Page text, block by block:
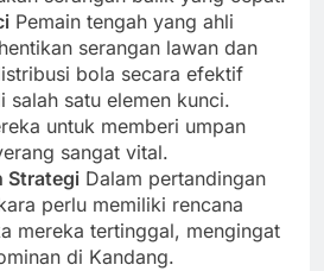
Pemain tengah yang ahli
serangan lawan dan
bola secara efektif
salah satu elemen kunci.
untuk memberi umpan
sangat vital.
Strategi Dalam pertandingan
perlu memiliki rencana
mereka tertinggal, mengingat
di Kandang.